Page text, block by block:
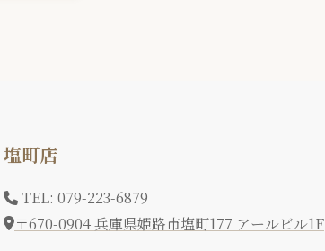
塩町店
TEL: 079-223-6879
〒670-0904 兵庫県姫路市塩町177 アールビル1F